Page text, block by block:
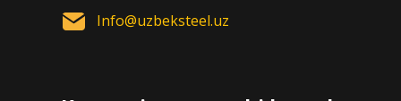
Info@uzbeksteel.uz